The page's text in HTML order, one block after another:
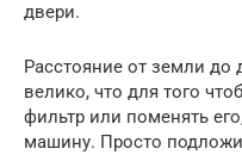
двери.
Расстояние от земли
велико, что для того
фильтр или поменять
машину. Просто